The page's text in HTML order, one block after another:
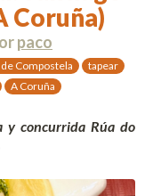
Coruña)
paco
Compostela
tapear
A Coruña
y concurrida Rúa do